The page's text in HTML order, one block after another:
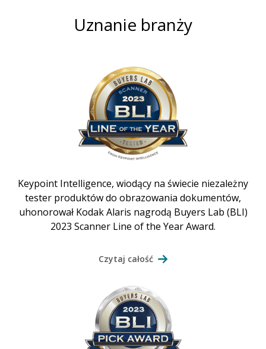
Uznanie branży
Keypoint Intelligence, wiodący na świecie niezależny
tester produktów do obrazowania dokumentów,
uhonorował Kodak Alaris nagrodą Buyers Lab (BLI)
2023 Scanner Line of the Year Award.
Czytaj całość